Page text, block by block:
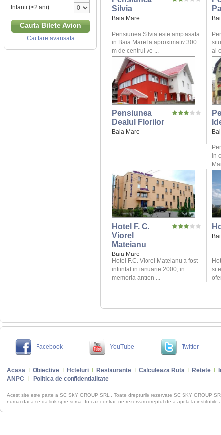
Infanti (<2 ani)
Cauta Bilete Avion
Cautare avansata
Silvia
Baia Mare
Pensiunea Silvia este amplasata
in Baia Mare la aproximativ 300
m de centrul ve ...
al
Pensiunea
Dealul Florilor
Baia Mare
in
Hotel F. C.
Viorel
Mateianu
Baia Mare
Hotel F.C. Viorel Mateianu a fost
infiintat in ianuarie 2000, in
memoria antren ...
si
Facebook YouTube Twitter
Acasa Obiective Hoteluri Restaurante Calculeaza Ruta Retete
ANPC
Politica de confidentialitate
Acest site este parte a SC SKY GROUP SRL . Toate drepturile rezervate SC SKY GROUP
numai daca se da link spre sursa. In caz contrar, ne rezervam dreptul de a apela la institutiile